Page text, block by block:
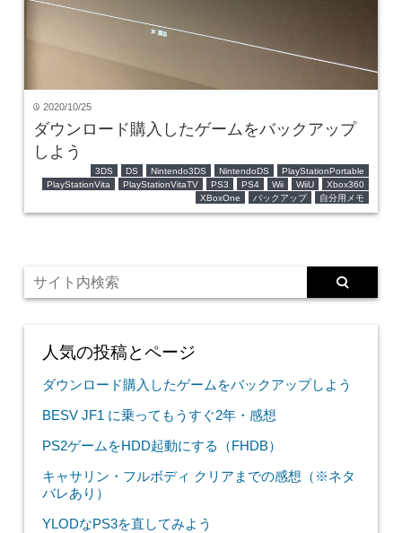
time 2020/10/25
ダウンロード購入したゲームをバックアップ
しよう
3DS DS Nintendo3DS NintendoDS
PlayStationPortable
PlayStationVita
PlayStationVitaTV PS3 PS4 Wii WiiU
Xbox360
XBoxOne
バックアップ 自分用メモ
人気の投稿とページ
ダウンロード購入したゲームをバックアップしよう
BESV JF1 に乗ってもうすぐ2年・感想
PS2ゲームをHDD起動にする（FHDB）
キャサリン・フルボディ クリアまでの感想（※ネタ
バレあり）
YLODなPS3を直してみよう